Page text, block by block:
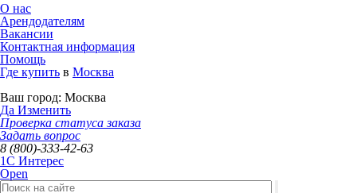
О нас
Арендодателям
Вакансии
Контактная информация
Помощь
Где купить в Москва
Ваш город: Москва
Да Изменить
Проверка статуса заказа
Задать вопрос
8 (800)-333-42-63
1C Интерес
Open